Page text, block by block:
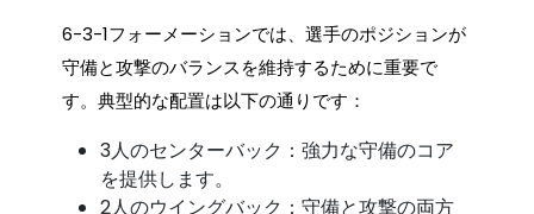
6-3-1フォーメーションでは、選手のポジションが
守備と攻撃のバランスを維持するために重要で
す。典型的な配置は以下の通りです：
3人のセンターバック：強力な守備のコア
を提供します。
2人のウイングバック：守備と攻撃の両方